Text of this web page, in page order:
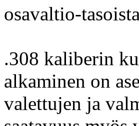
osavaltio-
.308 kaliberin
alkaminen on
valettujen ja